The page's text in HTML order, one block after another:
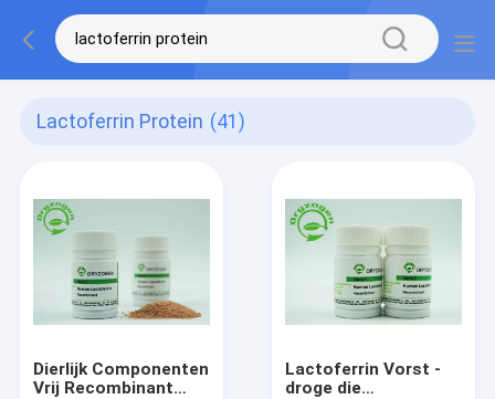
Lactoferrin Protein (41)
Dierlijk Componenten
Vrij Recombinant
Lactoferrin Vorst -
droge die